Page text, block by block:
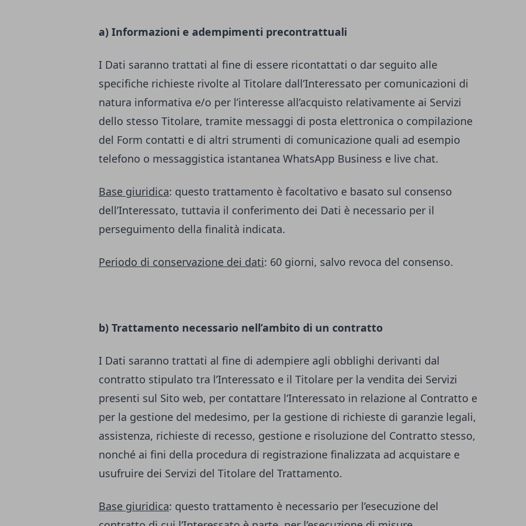
a) Informazioni e adempimenti precontrattuali
I Dati saranno trattati al fine di essere ricontattati o dar seguito alle
specifiche richieste rivolte al Titolare dall’Interessato per comunicazioni di
natura informativa e/o per l’interesse all’acquisto relativamente ai Servizi
dello stesso Titolare, tramite messaggi di posta elettronica o compilazione
del Form contatti e di altri strumenti di comunicazione quali ad esempio
telefono o messaggistica istantanea WhatsApp Business e live chat.
Base giuridica: questo trattamento è facoltativo e basato sul consenso
dell’Interessato, tuttavia il conferimento dei Dati è necessario per il
perseguimento della finalità indicata.
Periodo di conservazione dei dati: 60 giorni, salvo revoca del consenso.
b) Trattamento necessario nell’ambito di un contratto
I Dati saranno trattati al fine di adempiere agli obblighi derivanti dal
contratto stipulato tra l’Interessato e il Titolare per la vendita dei Servizi
presenti sul Sito web, per contattare l‘Interessato in relazione al Contratto e
per la gestione del medesimo, per la gestione di richieste di garanzie legali,
assistenza, richieste di recesso, gestione e risoluzione del Contratto stesso,
nonché ai fini della procedura di registrazione finalizzata ad acquistare e
usufruire dei Servizi del Titolare del Trattamento.
Base giuridica: questo trattamento è necessario per l’esecuzione del